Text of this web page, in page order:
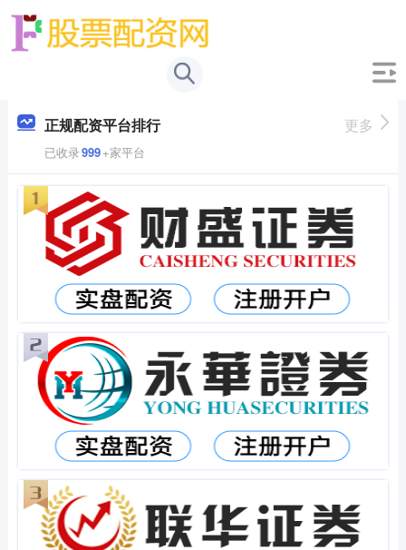
正规配资平台排行
已收录999+家平台
更多